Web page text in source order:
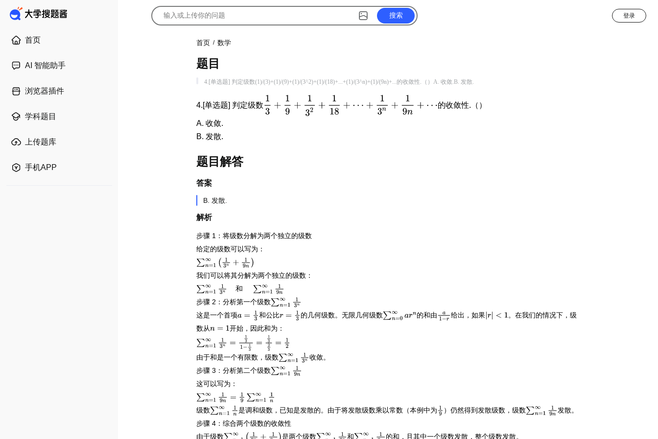
首页
AI 智能助手
浏览器插件
学科题目
上传题库
手机APP
搜索 登录
首页 / 数学
题目
4.[单选题] 判定级数(1)/(3)+(1)/(9)+(1)/(3^2)+(1)/(18)+...+(1)/(3^n)+(1)/(9n)+...的收敛性.（）A. 收敛.B. 发散.
4.[单选题] 判定级数 的收敛性.（）
A. 收敛.
B. 发散.
题目解答
答案
B. 发散.
解析
步骤 1：将级数分解为两个独立的级数
给定的级数可以写为：
∑n=1∞ (13n +1 9n)
我们可以将其分解为两个独立的级数：
和
∑n=1∞ 13n 和∑n ∞19n
步骤 2：分析第一个级数∑n=1∞ 13n
这是一个首项a=13 和公比r= 13 的几何级数。无限几何级数∑n=0∞arn 的和由a1−r给出，如果|r|< 1
。在我们的情况下，级
数从n=1 开始，因此和为：
∑n=1∞ 13n =1 31−13=1 32 3=1 2
由于和是一个有限数，级数∑n=1∞ 13n收敛。
步骤 3：分析第二个级数∑n=1∞ 19n
这可以写为：
∑n=1∞ 19n =1 9∑ n=1∞1 n
级数∑n=1∞ 1n是调和级数，已知是发散的。由于将发散级数乘以常数（本例中为19）仍然得到发散级数，级数∑n=1∞ 19n发散。
步骤 4：综合两个级数的收敛性
由于级数
是两个级数 和 的和，且其中一个级数发散，整个级数发散。